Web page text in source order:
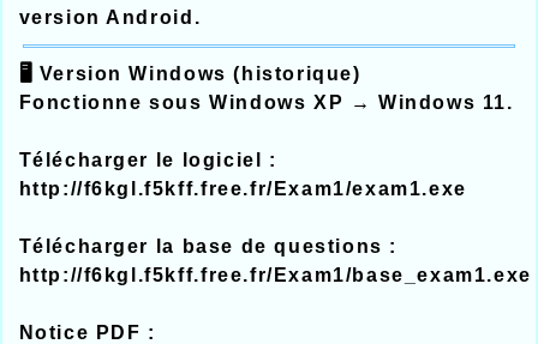
version Android.
🖥️ Version Windows (historique)
Fonctionne sous Windows XP → Windows 11.
Télécharger le logiciel :
http://f6kgl.f5kff.free.fr/Exam1/exam1.exe
Télécharger la base de questions :
http://f6kgl.f5kff.free.fr/Exam1/base_exam1.exe
Notice PDF :